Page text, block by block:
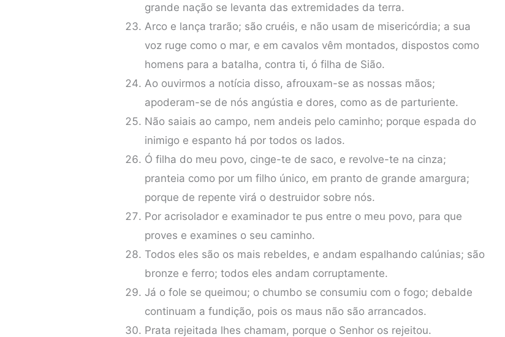
grande nação se levanta das extremidades da terra.
Arco e lança trarão; são cruéis, e não usam de misericórdia; a sua
voz ruge como o mar, e em cavalos vêm montados, dispostos como
homens para a batalha, contra ti, ó filha de Sião.
Ao ouvirmos a notícia disso, afrouxam-se as nossas mãos;
apoderam-se de nós angústia e dores, como as de parturiente.
Não saiais ao campo, nem andeis pelo caminho; porque espada do
inimigo e espanto há por todos os lados.
Ó filha do meu povo, cinge-te de saco, e revolve-te na cinza;
pranteia como por um filho único, em pranto de grande amargura;
porque de repente virá o destruidor sobre nós.
Por acrisolador e examinador te pus entre o meu povo, para que
proves e examines o seu caminho.
Todos eles são os mais rebeldes, e andam espalhando calúnias; são
bronze e ferro; todos eles andam corruptamente.
Já o fole se queimou; o chumbo se consumiu com o fogo; debalde
continuam a fundição, pois os maus não são arrancados.
Prata rejeitada lhes chamam, porque o Senhor os rejeitou.